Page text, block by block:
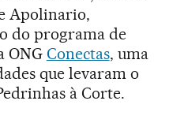
Apolinario,
do programa de
ONG Conectas, uma
que levaram o
à Corte.